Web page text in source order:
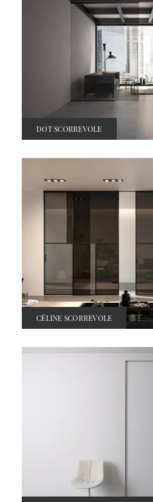
DOT SCORREVOLE
CÉLINE SCORREVOLE